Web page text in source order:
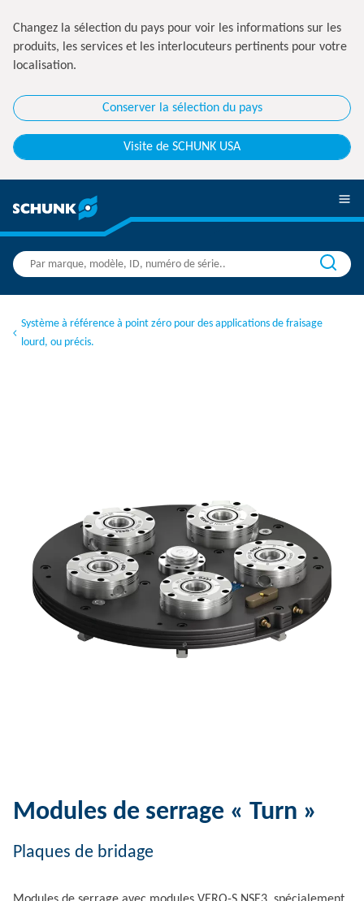
Changez la sélection du pays pour voir les informations sur les
produits, les services et les interlocuteurs pertinents pour votre
localisation.
Conserver la sélection du pays
Visite de SCHUNK USA
Système à référence à point zéro pour des applications de fraisage
lourd, ou précis.
Modules de serrage « Turn »
Plaques de bridage